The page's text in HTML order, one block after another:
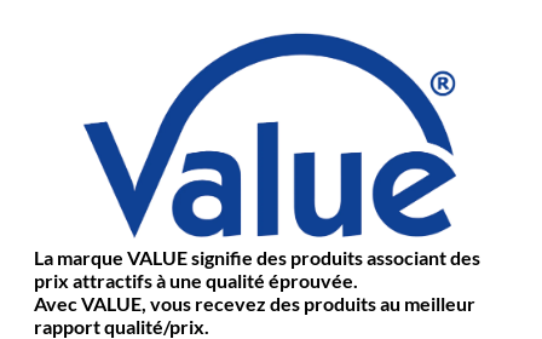
La marque VALUE signifie des produits associant des
prix attractifs à une qualité éprouvée.
Avec VALUE, vous recevez des produits au meilleur
rapport qualité/prix.